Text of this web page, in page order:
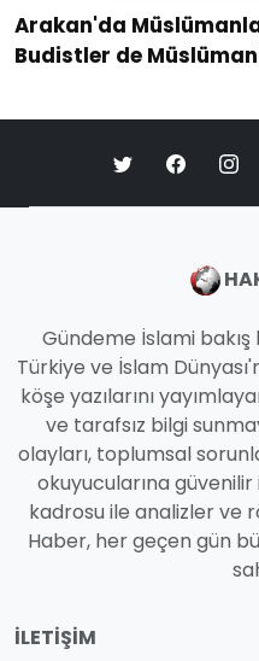
Arakan'da
Budistler de
Gündeme İslami
Türkiye ve İslam
köşe yazılarını
ve tarafsız bilgi
olayları, toplumsal
okuyucularına
kadrosu ile analizler ve
Haber, her geçen gün
İLETIŞIM